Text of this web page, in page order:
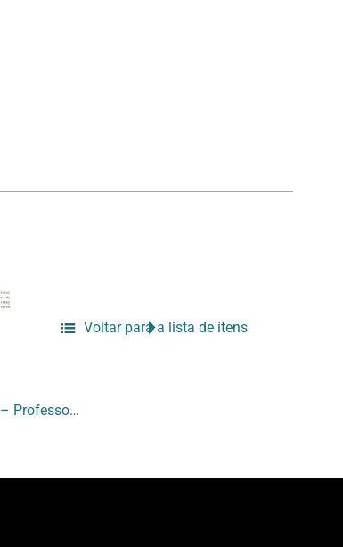
[Ementa do curso “Seis projetos” – Professor Charles Watson]
Voltar para a lista de itens